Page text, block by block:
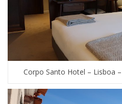
Corpo Santo Hotel – Lisboa